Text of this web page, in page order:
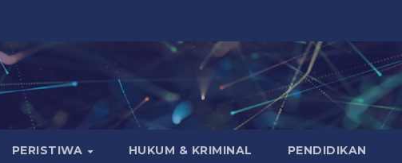
PERISTIWA HUKUM & KRIMINAL PENDIDIKAN